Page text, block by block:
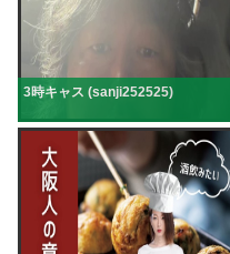
3時キャス (sanji252525)